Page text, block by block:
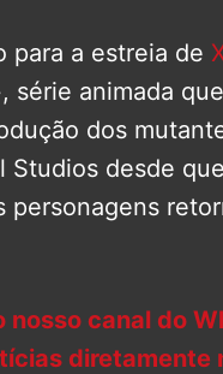
para a estreia de
série animada
dos
Studios desde
personagens
nosso canal do
diretamente